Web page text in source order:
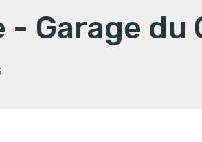
- Garage du